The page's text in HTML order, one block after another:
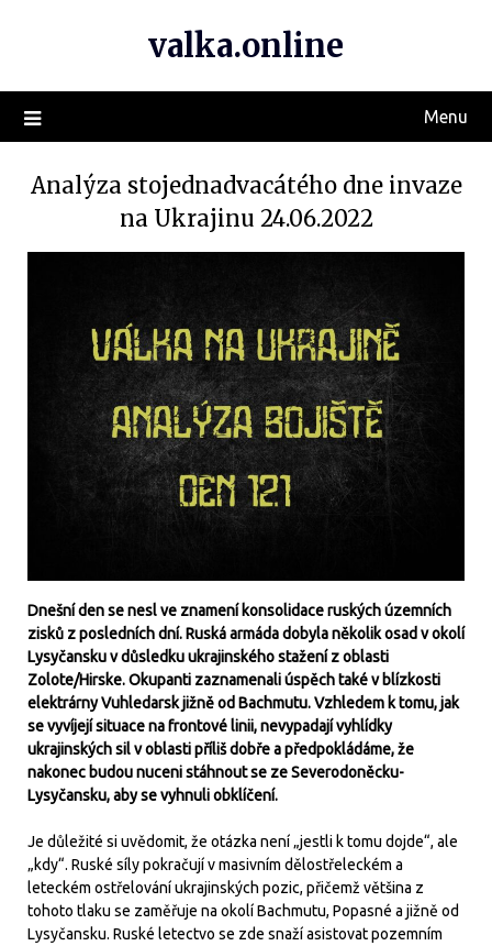
valka.online
Menu
Analýza stojednadvacátého dne invaze
na Ukrajinu 24.06.2022
Dnešní den se nesl ve znamení konsolidace ruských územních
zisků z posledních dní. Ruská armáda dobyla několik osad v okolí
Lysyčansku v důsledku ukrajinského stažení z oblasti
Zolote/Hirske. Okupanti zaznamenali úspěch také v blízkosti
elektrárny Vuhledarsk jižně od Bachmutu. Vzhledem k tomu, jak
se vyvíjejí situace na frontové linii, nevypadají vyhlídky
ukrajinských sil v oblasti příliš dobře a předpokládáme, že
nakonec budou nuceni stáhnout se ze Severodoněcku-
Lysyčansku, aby se vyhnuli obklíčení.
Je důležité si uvědomit, že otázka není „jestli k tomu dojde“, ale
„kdy“. Ruské síly pokračují v masivním dělostřeleckém a
leteckém ostřelování ukrajinských pozic, přičemž většina z
tohoto tlaku se zaměřuje na okolí Bachmutu, Popasné a jižně od
Lysyčansku. Ruské letectvo se zde snaží asistovat pozemním